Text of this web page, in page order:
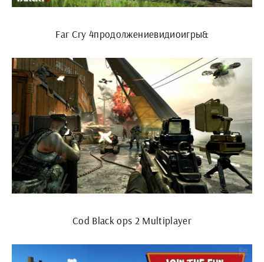
Far Cry 4продолжениевидиоигры&
Cod Black ops 2 Multiplayer